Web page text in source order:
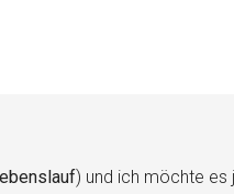
) und ich möchte